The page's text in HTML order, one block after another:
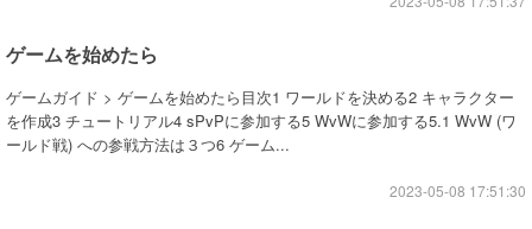
ゲームを始めたら
ゲームガイド > ゲームを始めたら目次1 ワールドを決める2 キャラクター
を作成3 チュートリアル4 sPvPに参加する5 WvWに参加する5.1 WvW (ワ
ールド戦) への参戦方法は３つ6 ゲーム...
2023-05-08 17:51:30